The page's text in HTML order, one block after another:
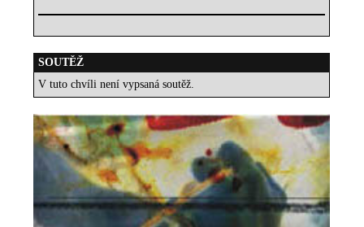
SOUTĚŽ
V tuto chvíli není vypsaná soutěž.